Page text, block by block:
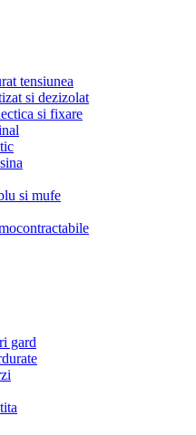
tensiunea
si dezizolat
si fixare
si mufe
gard